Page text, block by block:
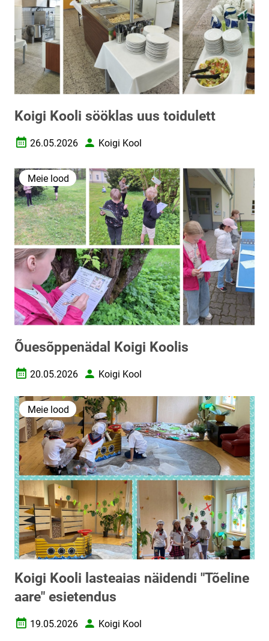
Koigi Kooli sööklas uus toidulett
Loomise kuupäev
26.05.2026 AutorKoigi Kool
Meie lood
Õuesõppenädal Koigi Koolis
Loomise kuupäev
20.05.2026 AutorKoigi Kool
Meie lood
Koigi Kooli lasteaias näidendi "Tõeline
aare" esietendus
Loomise kuupäev
19.05.2026 AutorKoigi Kool